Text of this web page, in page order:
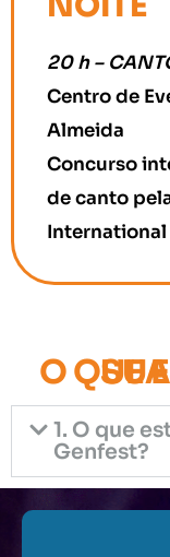
20 h –
Centro de
Almeida
Concurso
de canto
International
O QUE
1. O que
Genfest?